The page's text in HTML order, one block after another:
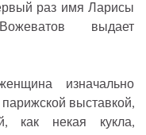
раз имя Ларисы
выдает
изначально
выставкой,
как некая кукла,